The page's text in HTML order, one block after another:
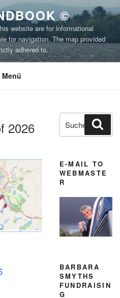
©
website are for informational
for navigation. The map provided
adhered to.
Menü
2026
Suchen
nach:
E-MAIL TO
WEBMASTE
R
BARBARA
SMYTHS
FUNDRAISIN
G